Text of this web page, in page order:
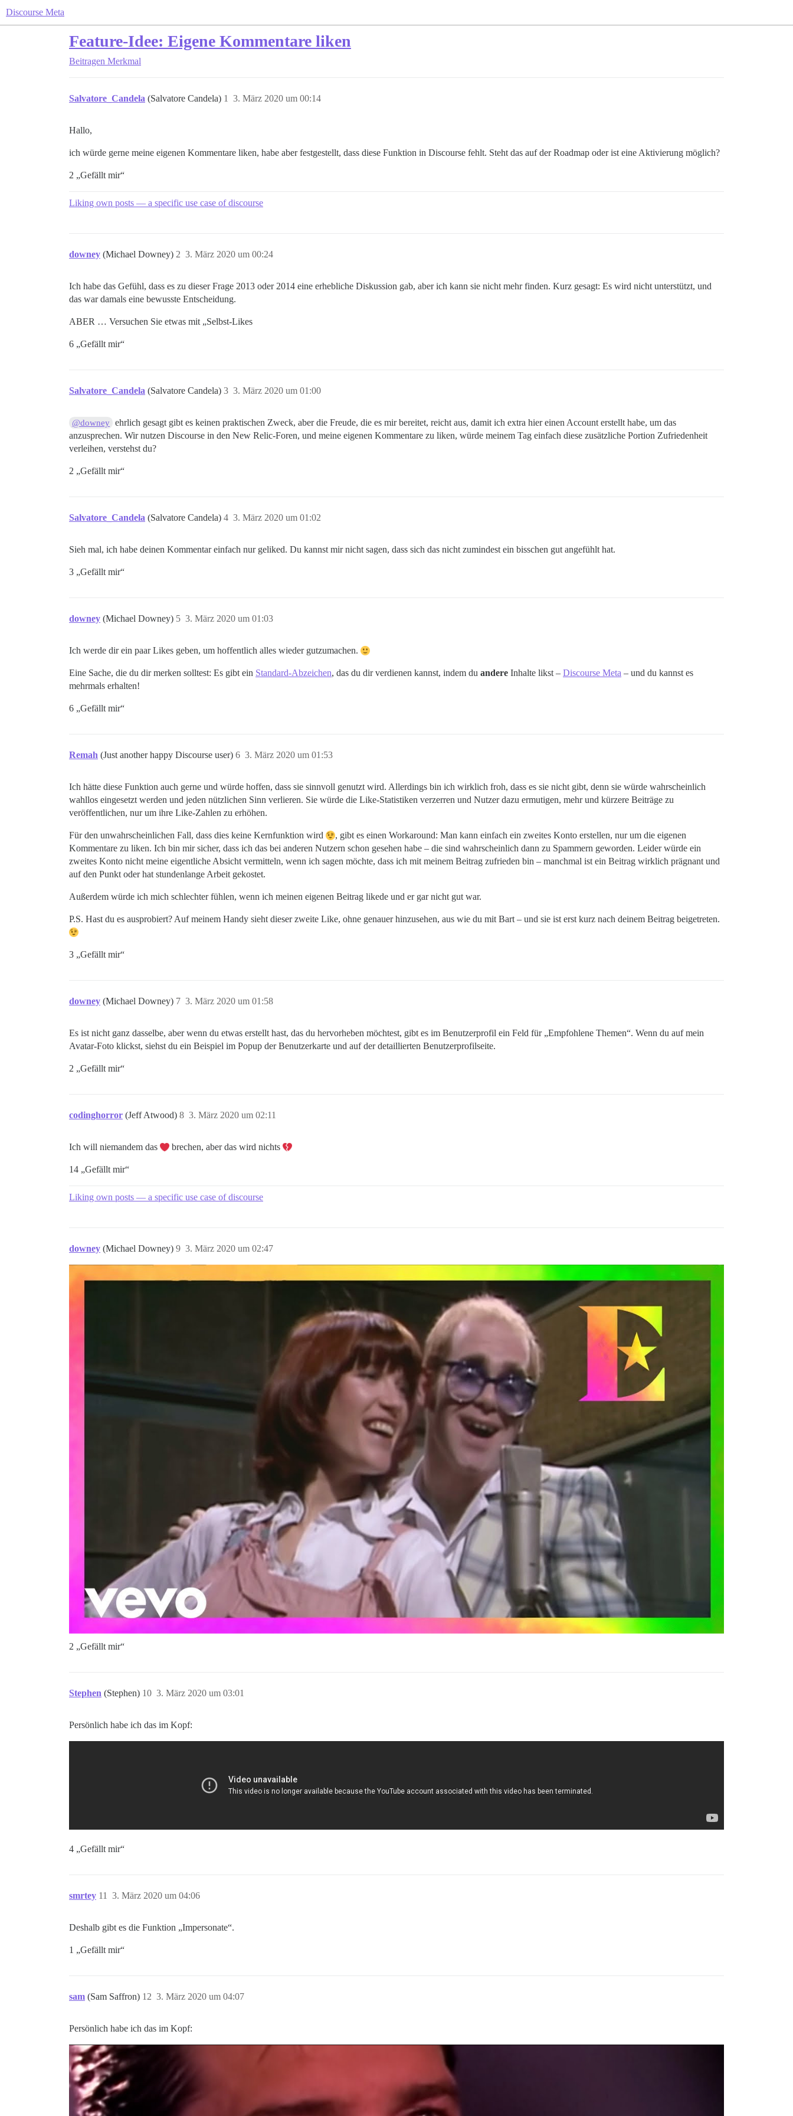
Discourse Meta
Feature-Idee: Eigene Kommentare liken
Beitragen Merkmal
Salvatore_Candela (Salvatore Candela) 3. März 2020 um 00:14
1
Hallo,
ich würde gerne meine eigenen Kommentare liken, habe aber festgestellt, dass diese Funktion in Discourse fehlt. Steht das auf der Roadmap oder ist eine Aktivierung möglich?
2 „Gefällt mir“
Liking own posts — a specific use case of discourse
downey (Michael Downey) 3. März 2020 um 00:24
2
Ich habe das Gefühl, dass es zu dieser Frage 2013 oder 2014 eine erhebliche Diskussion gab, aber ich kann sie nicht mehr finden. Kurz gesagt: Es wird nicht unterstützt, und
das war damals eine bewusste Entscheidung.
ABER … Versuchen Sie etwas mit „Selbst-Likes
6 „Gefällt mir“
Salvatore_Candela (Salvatore Candela) 3. März 2020 um 01:00
3
@downey ehrlich gesagt gibt es keinen praktischen Zweck, aber die Freude, die es mir bereitet, reicht aus, damit ich extra hier einen Account erstellt habe, um das
anzusprechen. Wir nutzen Discourse in den New Relic-Foren, und meine eigenen Kommentare zu liken, würde meinem Tag einfach diese zusätzliche Portion Zufriedenheit
verleihen, verstehst du?
2 „Gefällt mir“
Salvatore_Candela (Salvatore Candela) 3. März 2020 um 01:02
4
Sieh mal, ich habe deinen Kommentar einfach nur geliked. Du kannst mir nicht sagen, dass sich das nicht zumindest ein bisschen gut angefühlt hat.
3 „Gefällt mir“
downey (Michael Downey) 3. März 2020 um 01:03
5
Ich werde dir ein paar Likes geben, um hoffentlich alles wieder gutzumachen.
Eine Sache, die du dir merken solltest: Es gibt ein Standard-Abzeichen, das du dir verdienen kannst, indem du andere Inhalte likst – Discourse Meta – und du kannst es
mehrmals erhalten!
6 „Gefällt mir“
Remah (Just another happy Discourse user) 3. März 2020 um 01:53
6
Ich hätte diese Funktion auch gerne und würde hoffen, dass sie sinnvoll genutzt wird. Allerdings bin ich wirklich froh, dass es sie nicht gibt, denn sie würde wahrscheinlich
wahllos eingesetzt werden und jeden nützlichen Sinn verlieren. Sie würde die Like-Statistiken verzerren und Nutzer dazu ermutigen, mehr und kürzere Beiträge zu
veröffentlichen, nur um ihre Like-Zahlen zu erhöhen.
Für den unwahrscheinlichen Fall, dass dies keine Kernfunktion wird
, gibt es einen Workaround: Man kann einfach ein zweites Konto erstellen, nur um die eigenen
Kommentare zu liken. Ich bin mir sicher, dass ich das bei anderen Nutzern schon gesehen habe – die sind wahrscheinlich dann zu Spammern geworden. Leider würde ein
zweites Konto nicht meine eigentliche Absicht vermitteln, wenn ich sagen möchte, dass ich mit meinem Beitrag zufrieden bin – manchmal ist ein Beitrag wirklich prägnant und
auf den Punkt oder hat stundenlange Arbeit gekostet.
Außerdem würde ich mich schlechter fühlen, wenn ich meinen eigenen Beitrag likede und er gar nicht gut war.
P.S. Hast du es ausprobiert? Auf meinem Handy sieht dieser zweite Like, ohne genauer hinzusehen, aus wie du mit Bart – und sie ist erst kurz nach deinem Beitrag beigetreten.
3 „Gefällt mir“
downey (Michael Downey) 3. März 2020 um 01:58
7
Es ist nicht ganz dasselbe, aber wenn du etwas erstellt hast, das du hervorheben möchtest, gibt es im Benutzerprofil ein Feld für „Empfohlene Themen“. Wenn du auf mein
Avatar-Foto klickst, siehst du ein Beispiel im Popup der Benutzerkarte und auf der detaillierten Benutzerprofilseite.
2 „Gefällt mir“
codinghorror (Jeff Atwood) 3. März 2020 um 02:11
8
Ich will niemandem das brechen, aber das wird nichts
14 „Gefällt mir“
Liking own posts — a specific use case of discourse
downey (Michael Downey) 3. März 2020 um 02:47
9
2 „Gefällt mir“
Stephen (Stephen) 3. März 2020 um 03:01
10
Persönlich habe ich das im Kopf:
4 „Gefällt mir“
smrtey 3. März 2020 um 04:06
11
Deshalb gibt es die Funktion „Impersonate“.
1 „Gefällt mir“
sam (Sam Saffron) 3. März 2020 um 04:07
12
Persönlich habe ich das im Kopf: